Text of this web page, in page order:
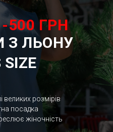
ГРН
З ЛЬОНУ
SIZE
великих розмірів
посадка
жіночність